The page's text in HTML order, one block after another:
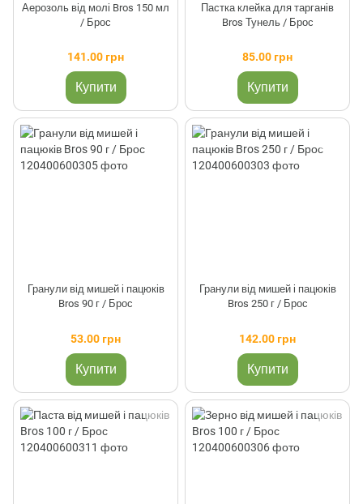
Аерозоль від молі Bros 150 мл
/ Брос
141.00 грн
Купити
Пастка клейка для тарганів
Bros Тунель / Брос
85.00 грн
Купити
Гранули від мишей і пацюків
Bros 90 г / Брос
53.00 грн
Купити
Гранули від мишей і пацюків
Bros 250 г / Брос
142.00 грн
Купити